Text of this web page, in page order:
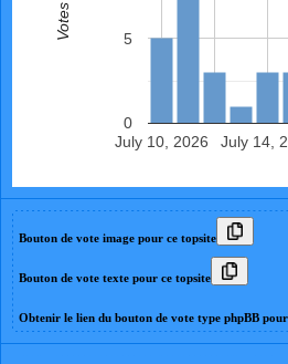
July 10, 2026 July 14,
0
5
Votes
Bouton de vote image pour ce topsite
Bouton de vote texte pour ce topsite
Obtenir le lien du bouton de vote type phpBB